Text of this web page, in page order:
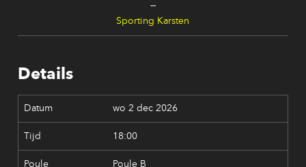
—
Sporting Karsten
Details
wo 2 dec 2026
18:00
Poule B